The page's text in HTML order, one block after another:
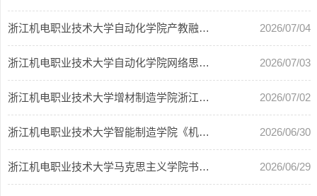
浙江机电职业技术大学自动化学院产教融合公共服务信息平台建设项目比选单 2026/07/04
浙江机电职业技术大学自动化学院网络思政云平台建设项目比选 2026/07/03
浙江机电职业技术大学增材制造学院浙江省十四五规划教材建设项目比选单 2026/07/02
浙江机电职业技术大学智能制造学院《机械制图测绘项目教程》教材出版项目比选单 2026/06/30
浙江机电职业技术大学马克思主义学院书籍制作及出版项目比选单 2026/06/29